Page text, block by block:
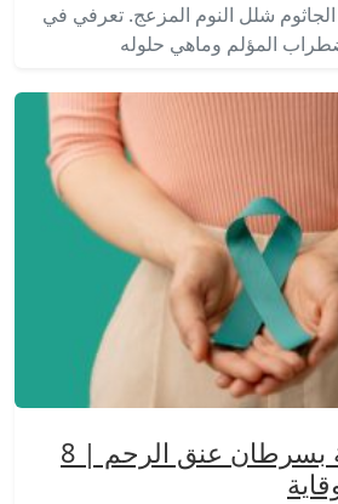
الجاثوم شلل النوم المزعج. تعرفي في
المؤلم وماهي حلوله
يناير شهر التوعية بسرطان عنق الرحم | 8